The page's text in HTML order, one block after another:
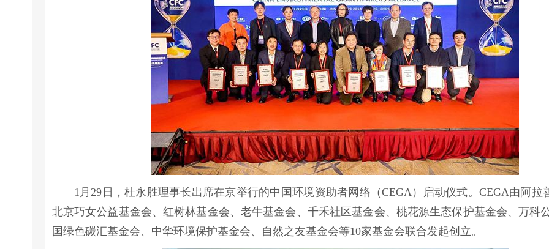
1月29日，杜永胜理事长出席在京举行的中国环境资助者网络（CEGA）启动仪式。CEGA由阿拉
北京巧女公益基金会、红树林基金会、老牛基金会、千禾社区基金会、桃花源生态保护基金会、万科
国绿色碳汇基金会、中华环境保护基金会、自然之友基金会等10家基金会联合发起创立。